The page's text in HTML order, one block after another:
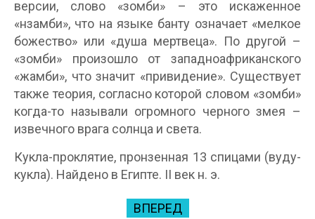
версии, слово «зомби» – это искаженное
«нзамби», что на языке банту означает «мелкое
божество» или «душа мертвеца». По другой –
«зомби» произошло от западноафриканского
«жамби», что значит «привидение». Существует
также теория, согласно которой словом «зомби»
когда-то называли огромного черного змея –
извечного врага солнца и света.
Кукла-проклятие, пронзенная 13 спицами (вуду-
кукла). Найдено в Египте. II век н. э.
ВПЕРЕД